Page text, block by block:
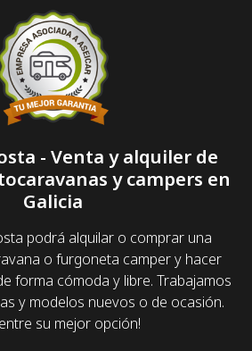
- Venta y alquiler de
y campers en
Galicia
podrá alquilar o comprar una
o furgoneta camper y hacer
forma cómoda y libre. Trabajamos
y modelos nuevos o de ocasión.
su mejor opción!